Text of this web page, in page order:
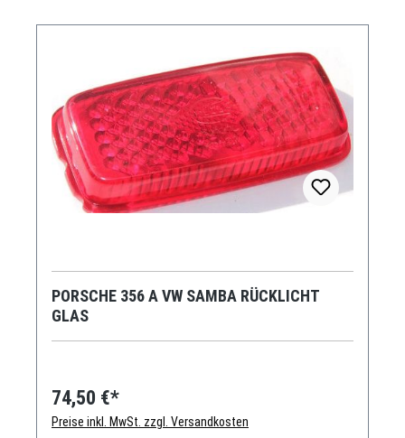
PORSCHE 356 A VW SAMBA RÜCKLICHT
GLAS
74,50 €*
Preise inkl. MwSt. zzgl. Versandkosten